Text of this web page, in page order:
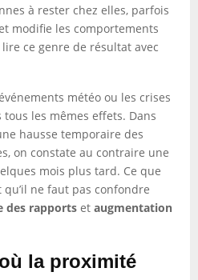
à rester chez elles, parfois
modifie les comportements
ce genre de résultat avec
météo ou les crises
les mêmes effets. Dans
hausse temporaire des
on constate au contraire une
mois plus tard. Ce que
qu’il ne faut pas confondre
des rapports et augmentation
la proximité